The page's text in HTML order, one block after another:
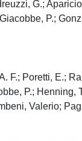
G.;
P.;
Poretti, E.;
P.; Henning,
Valerio;